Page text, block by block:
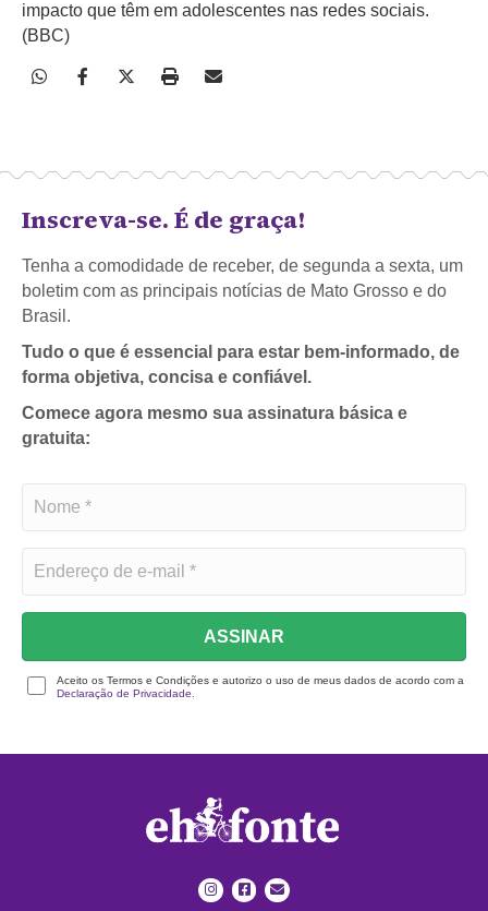
impacto que têm em adolescentes nas redes sociais.
(BBC)
Inscreva-se. É de graça!
Tenha a comodidade de receber, de segunda a sexta, um
boletim com as principais notícias de Mato Grosso e do
Brasil.
Tudo o que é essencial para estar bem-informado, de
forma objetiva, concisa e confiável.
Comece agora mesmo sua assinatura básica e
gratuita:
ASSINAR
Aceito os Termos e Condições e autorizo o uso de meus dados de acordo com a
Declaração de Privacidade.